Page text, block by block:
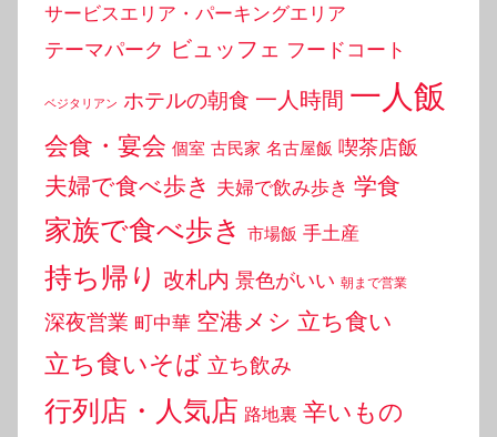
サービスエリア・パーキングエリア
テーマパーク ビュッフェ フードコート
ベジタリアン ホテルの朝食 一人時間 一人飯
会食・宴会 個室 古民家 名古屋飯 喫茶店飯
夫婦で食べ歩き 夫婦で飲み歩き 学食
家族で食べ歩き 市場飯 手土産
持ち帰り 改札内 景色がいい 朝まで営業
深夜営業 町中華 空港メシ 立ち食い
立ち食いそば 立ち飲み
行列店・人気店 路地裏 辛いもの